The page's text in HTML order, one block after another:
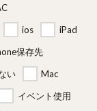
ios
iPad
保存先
い
Mac
イベント使用